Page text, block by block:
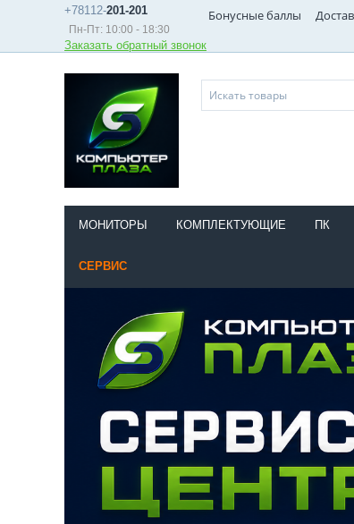
+78112-201-201
Пн-Пт: 10:00 - 18:30
Заказать обратный звонок
Бонусные баллы
МОНИТОРЫ КОМПЛЕКТУЮЩИЕ ПК
СЕРВИС